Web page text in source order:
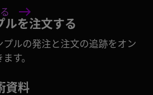
ルを注文する
ルの発注と注文の追跡をオン
す。
資料